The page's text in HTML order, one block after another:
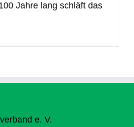
Jahre lang schläft das
e. V.